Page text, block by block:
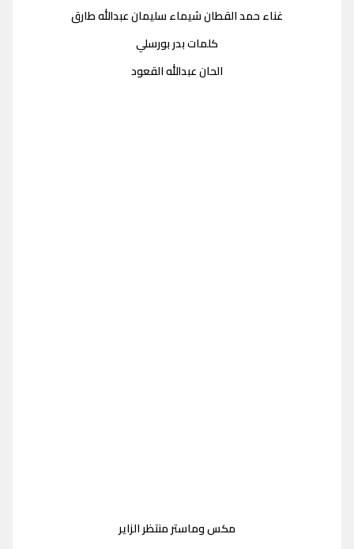
غناء حمد القطان شيماء سليمان عبدالله طارق
كلمات بدر بورسلي
الحان عبدالله القعود
مكس وماستر منتظر الزاير